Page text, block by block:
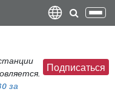
за
Подписаться